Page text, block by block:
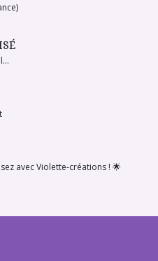
avec Violette-créations ! 🌟